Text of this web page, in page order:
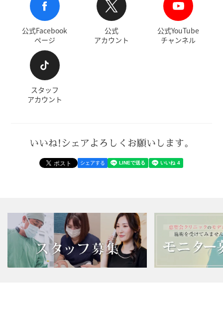
公式Facebook
ページ
公式
アカウント
公式YouTube
チャンネル
スタッフ
アカウント
いいね!シェアよろしくお願いします。
シェアする